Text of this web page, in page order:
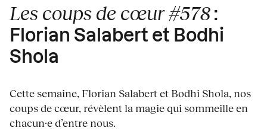
Les coups de cœur #578 :
Florian Salabert et Bodhi
Shola
Cette semaine, Florian Salabert et Bodhi Shola, nos
coups de cœur, révèlent la magie qui sommeille en
chacun·e d’entre nous.